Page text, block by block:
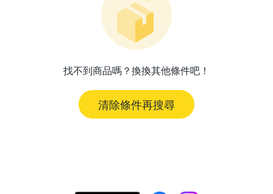
找不到商品嗎？換換其他條件吧！
清除條件再搜尋